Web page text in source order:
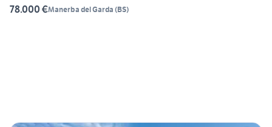
78.000 €Manerba del Garda (BS)